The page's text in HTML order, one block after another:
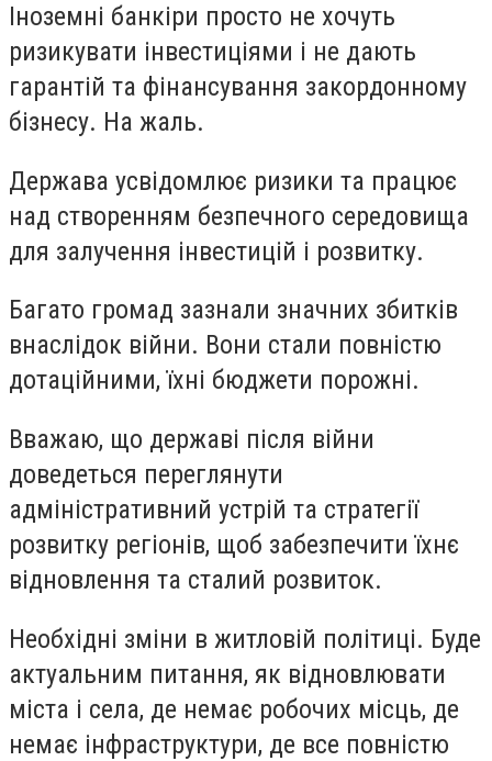
Іноземні банкіри просто не хочуть
ризикувати інвестиціями і не дають
гарантій та фінансування закордонному
бізнесу. На жаль.
Держава усвідомлює ризики та працює
над створенням безпечного середовища
для залучення інвестицій і розвитку.
Багато громад зазнали значних збитків
внаслідок війни. Вони стали повністю
дотаційними, їхні бюджети порожні.
Вважаю, що державі після війни
доведеться переглянути
адміністративний устрій та стратегії
розвитку регіонів, щоб забезпечити їхнє
відновлення та сталий розвиток.
Необхідні зміни в житловій політиці. Буде
актуальним питання, як відновлювати
міста і села, де немає робочих місць, де
немає інфраструктури, де все повністю